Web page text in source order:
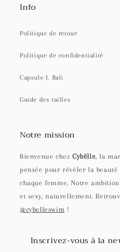
Info
Politique de retour
Politique de confidentialité
Capsule I. Bali
Guide des tailles
Notre mission
Bienvenue chez Cybëlle, la
pensée pour révéler la beauté
chaque femme. Notre
et sexy, naturellement.
@cybelleswim !
Inscrivez-vous à la